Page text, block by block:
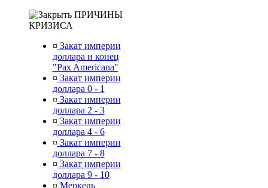
ПРИЧИНЫ
КРИЗИСА
¤ Закат империи
доллара и конец
"Pax Americana"
¤ Закат империи
доллара 0 - 1
¤ Закат империи
доллара 2 - 3
¤ Закат империи
доллара 4 - 6
¤ Закат империи
доллара 7 - 8
¤ Закат империи
доллара 9 - 10
¤ Меркель